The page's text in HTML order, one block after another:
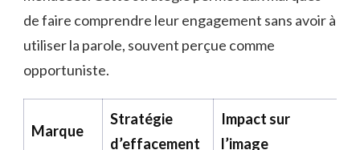
de faire comprendre leur engagement sans avoir à
utiliser la parole, souvent perçue comme
opportuniste.
Marque
Stratégie
d’effacement
Impact sur
l’image